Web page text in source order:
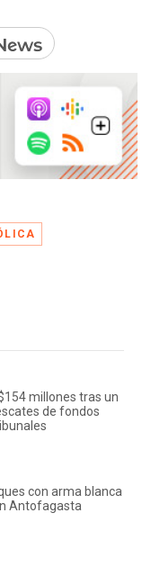
millones tras un
de fondos
con arma blanca
Antofagasta